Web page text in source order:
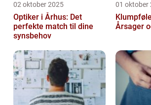
02 oktober 2025
Optiker i Århus: Det
perfekte match til dine
synsbehov
01 oktober
Årsager